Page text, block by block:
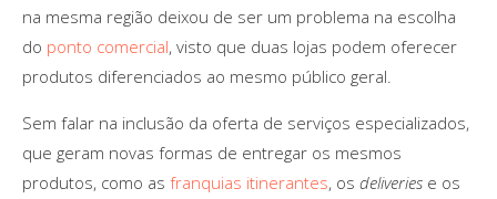
na mesma região deixou de ser um problema na escolha
do ponto comercial, visto que duas lojas podem oferecer
produtos diferenciados ao mesmo público geral.
Sem falar na inclusão da oferta de serviços especializados,
que geram novas formas de entregar os mesmos
produtos, como as franquias itinerantes, os deliveries e os